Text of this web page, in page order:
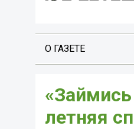
О ГАЗЕТЕ
летняя